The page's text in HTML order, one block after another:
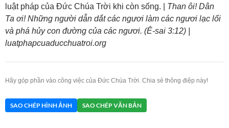
luật pháp của Đức Chúa Trời khi còn sống. | Than ôi! Dân
Ta ơi! Những người dẫn dắt các ngươi làm các ngươi lạc lối
và phá hủy con đường của các ngươi. (Ê-sai 3:12) |
luatphapcuaducchuatroi.org
Hãy góp phần vào công việc của Đức Chúa Trời. Chia sẻ thông điệp này!
SAO CHÉP HÌNH ẢNH SAO CHÉP VĂN BẢN